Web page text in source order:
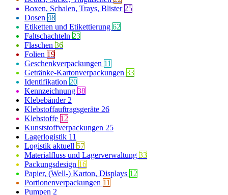
Boxen, Schalen, Trays, Blister 25
Dosen 48
Etiketten und Etikettierung 62
Faltschachteln 23
Flaschen 36
Folien 19
Geschenkverpackungen 11
Getränke-Kartonverpackungen 33
Identifikation 20
Kennzeichnung 38
Klebebänder 2
Klebstoffauftragsgeräte 26
Klebstoffe 12
Kunststoffverpackungen 25
Lagerlogistik 11
Logistik aktuell 57
Materialfluss und Lagerverwaltung 33
Packungsdesign 16
Papier, (Well-) Karton, Displays 12
Portionenverpackungen 11
Pumpen 2